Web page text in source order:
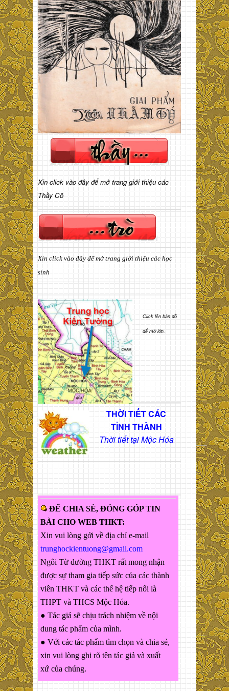
Xin click vào đây để mở trang giới thiệu các
Thầy Cô
Xin click vào đây để mở trang giới thiệu các học
sinh
Click lên bản đồ
để mở lớn.
THỜI TIẾT CÁC
TỈNH THÀNH
Thời tiết tại Mộc Hóa
ĐỂ CHIA SẺ, ĐÓNG GÓP TIN
BÀI CHO WEB THKT:
Xin vui lòng gởi về địa chỉ e-mail
trunghockientuong@gmail.com
Ngôi Từ đường THKT rất mong nhận
được sự tham gia tiếp sức của các thành
viên THKT và các thế hệ tiếp nối là
THPT và THCS Mộc Hóa.
● Tác giả sẽ chịu trách nhiệm về nội
dung tác phẩm của mình.
● Với các tác phẩm tìm chọn và chia sẻ,
xin vui lòng ghi rõ tên tác giả và xuất
xứ của chúng.